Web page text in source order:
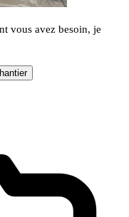
vous avez besoin, je